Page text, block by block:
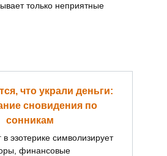
только неприятные
что украли деньги:
сновидения по
сонникам
эзотерике символизирует
финансовые